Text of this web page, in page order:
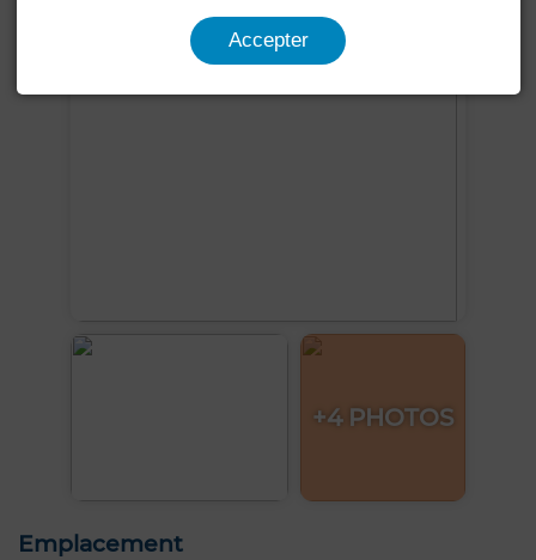
+4 PHOTOS
Emplacement
Accepter